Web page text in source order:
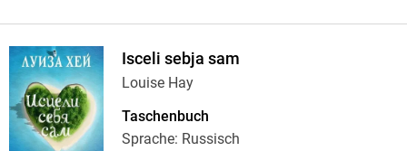
Isceli sebja sam
Louise Hay
Taschenbuch
Sprache: Russisch